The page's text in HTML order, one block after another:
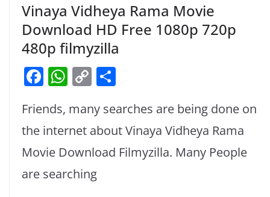
Vinaya Vidheya Rama Movie
Download HD Free 1080p 720p
480p filmyzilla
F
c
e
b
o
W
at
s
A
p
C
p
y
Li
n
ar
e
Friends, many searches are being done on
the internet about Vinaya Vidheya Rama
Movie Download Filmyzilla. Many People
are searching